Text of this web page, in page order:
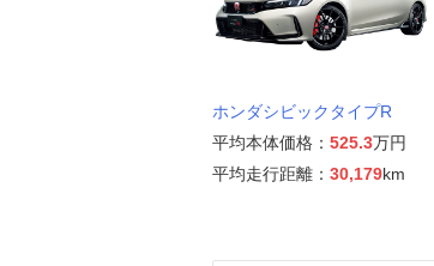
ホンダシビックタイプR
平均本体価格： 525.3万円
平均走行距離： 30,179km